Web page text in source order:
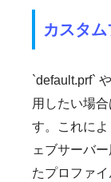
カスタ
`default.prf`
用したい場
す。これに
ェブサーバ
たプロファ